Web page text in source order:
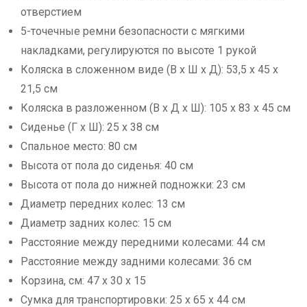
отверстием
5-точечные ремни безопасности с мягкими
накладками, регулируются по высоте 1 рукой
Коляска в сложенном виде (В х Ш х Д): 53,5 х 45 х
21,5 см
Коляска в разложенном (В х Д х Ш): 105 х 83 х 45 см
Сиденье (Г х Ш): 25 х 38 см
Спальное место: 80 см
Высота от пола до сиденья: 40 см
Высота от пола до нижней подножки: 23 см
Диаметр передних колес: 13 см
Диаметр задних колес: 15 см
Расстояние между передними колесами: 44 см
Расстояние между задними колесами: 36 см
Корзина, см: 47 х 30 х 15
Сумка для транспортировки: 25 х 65 х 44 см